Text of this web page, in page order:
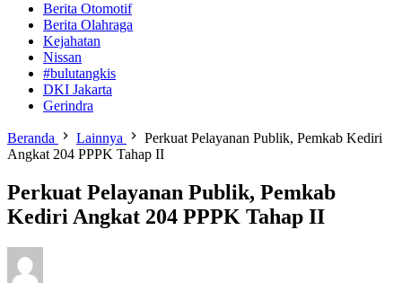
Berita Otomotif
Berita Olahraga
Kejahatan
Nissan
#bulutangkis
DKI Jakarta
Gerindra
Beranda Lainnya
Perkuat Pelayanan Publik, Pemkab Kediri
Angkat 204 PPPK Tahap II
Perkuat Pelayanan Publik, Pemkab
Kediri Angkat 204 PPPK Tahap II